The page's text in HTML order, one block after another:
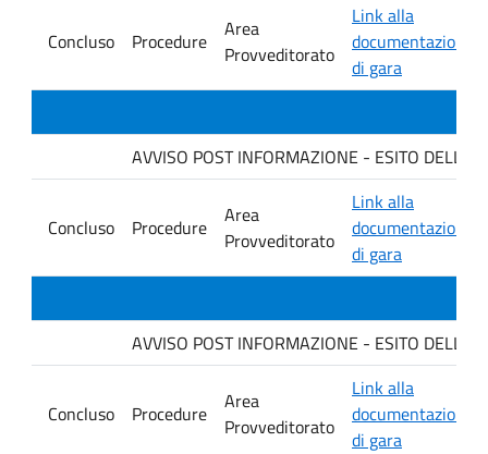
Concluso Procedure
Area
Provveditorato
Link alla
documentazione
di gara
AVVISO POST INFORMAZIONE - ESITO
Concluso Procedure
Area
Provveditorato
Link alla
documentazione
di gara
AVVISO POST INFORMAZIONE - ESITO
Concluso Procedure
Area
Provveditorato
Link alla
documentazione
di gara